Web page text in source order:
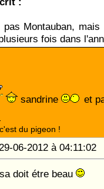
pas Montauban,
fois dans
sandrine et
du pigeon !
06-2012 à
doit étre beau